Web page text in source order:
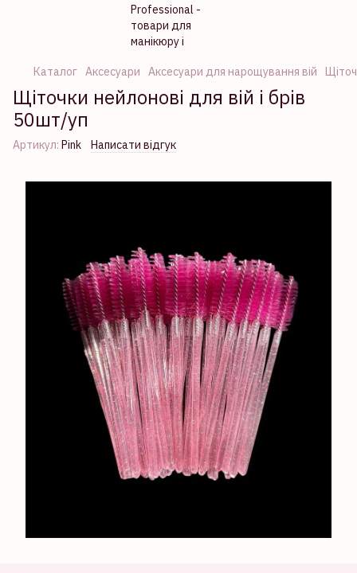
Каталог Аксесуари Аксесуари для нарощування вій
Щіточки нейлонові для вій і брів
50шт/уп
Артикул: Pink Написати відгук